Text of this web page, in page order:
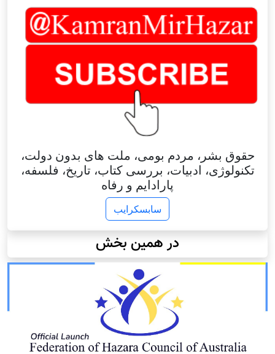
حقوق بشر، مردم بومی، ملت های بدون دولت،
تکنولوژی، ادبیات، بررسی کتاب، تاریخ، فلسفه،
پارادایم و رفاه
سابسکرایب
در همین بخش